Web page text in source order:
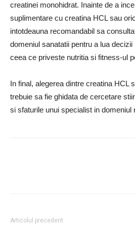
creatinei monohidrat. Inainte de a
suplimentare cu creatina HCL sau
intotdeauna recomandabil sa
domeniul sanatatii pentru a lua
ceea ce priveste nutritia si fitness-ul
In final, alegerea dintre creatina HCL
trebuie sa fie ghidata de cercetare
si sfaturile unui specialist in domeniul
Articolul precedent